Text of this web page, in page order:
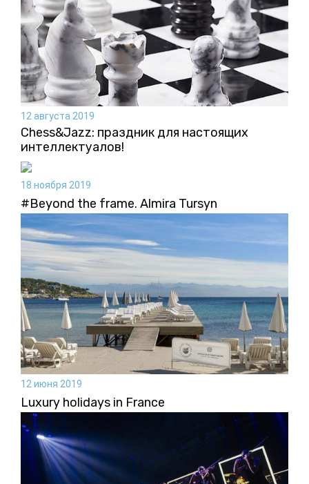
12 августа 2019
Chess&Jazz: праздник для настоящих
интеллектуалов!
18 ноября 2019
#Beyond the frame. Almira Tursyn
12 июня 2019
Luxury holidays in France